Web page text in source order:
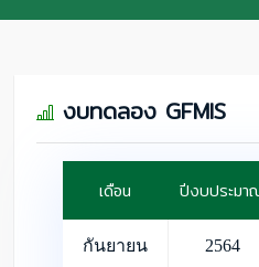
งบทดลอง GFMIS
เดือน ปีงบประมา
กันยายน 2564